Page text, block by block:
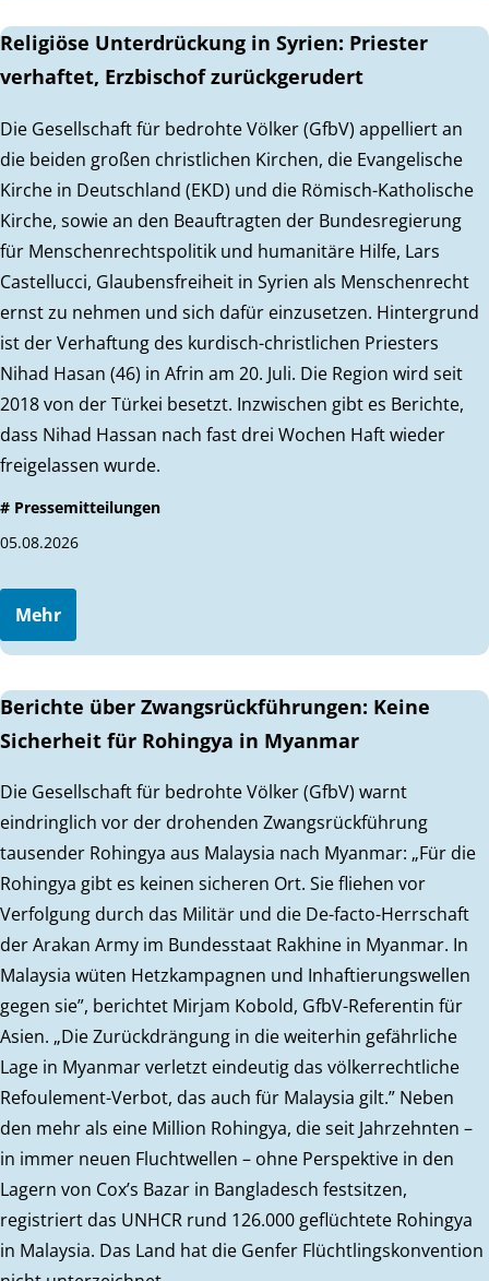
Religiöse Unterdrückung in Syrien: Priester
verhaftet, Erzbischof zurückgerudert
Die Gesellschaft für bedrohte Völker (GfbV) appelliert an
die beiden großen christlichen Kirchen, die Evangelische
Kirche in Deutschland (EKD) und die Römisch-Katholische
Kirche, sowie an den Beauftragten der Bundesregierung
für Menschenrechtspolitik und humanitäre Hilfe, Lars
Castellucci, Glaubensfreiheit in Syrien als Menschenrecht
ernst zu nehmen und sich dafür einzusetzen. Hintergrund
ist der Verhaftung des kurdisch-christlichen Priesters
Nihad Hasan (46) in Afrin am 20. Juli. Die Region wird seit
2018 von der Türkei besetzt. Inzwischen gibt es Berichte,
dass Nihad Hassan nach fast drei Wochen Haft wieder
freigelassen wurde.
# Pressemitteilungen
05.08.2026
Mehr
Berichte über Zwangsrückführungen: Keine
Sicherheit für Rohingya in Myanmar
Die Gesellschaft für bedrohte Völker (GfbV) warnt
eindringlich vor der drohenden Zwangsrückführung
tausender Rohingya aus Malaysia nach Myanmar: „Für die
Rohingya gibt es keinen sicheren Ort. Sie fliehen vor
Verfolgung durch das Militär und die De-facto-Herrschaft
der Arakan Army im Bundesstaat Rakhine in Myanmar. In
Malaysia wüten Hetzkampagnen und Inhaftierungswellen
gegen sie”, berichtet Mirjam Kobold, GfbV-Referentin für
Asien. „Die Zurückdrängung in die weiterhin gefährliche
Lage in Myanmar verletzt eindeutig das völkerrechtliche
Refoulement-Verbot, das auch für Malaysia gilt.” Neben
den mehr als eine Million Rohingya, die seit Jahrzehnten –
in immer neuen Fluchtwellen – ohne Perspektive in den
Lagern von Cox’s Bazar in Bangladesch festsitzen,
registriert das UNHCR rund 126.000 geflüchtete Rohingya
in Malaysia. Das Land hat die Genfer Flüchtlingskonvention